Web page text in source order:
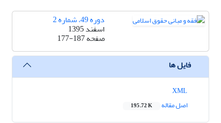
دوره 49، شماره 2
اسفند 1395
صفحه177-187
فایل ها
اصل مقاله
195.72 K